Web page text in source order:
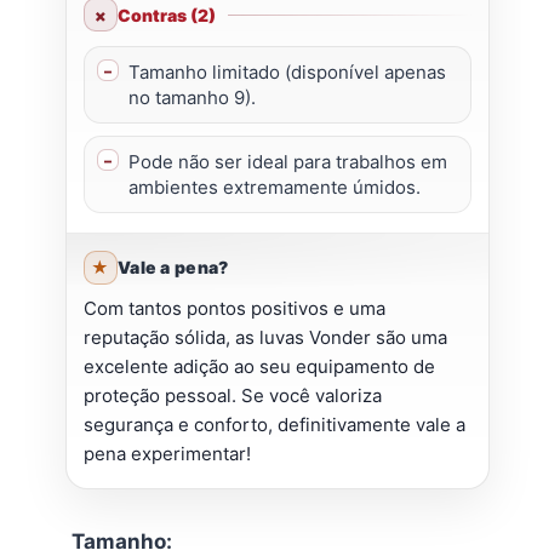
Contras (2)
Tamanho limitado (disponível apenas
no tamanho 9).
Pode não ser ideal para trabalhos em
ambientes extremamente úmidos.
Vale a pena?
Com tantos pontos positivos e uma
reputação sólida, as luvas Vonder são uma
excelente adição ao seu equipamento de
proteção pessoal. Se você valoriza
segurança e conforto, definitivamente vale a
pena experimentar!
Tamanho: